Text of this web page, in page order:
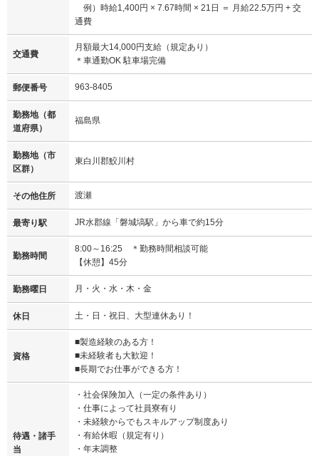
例）時給1,400円 × 7.67時間 × 21日 ＝ 月給22.5万円 + 交
通費
交通費
月額最大14,000円支給（規定あり）
＊車通勤OK 駐車場完備
郵便番号 963-8405
勤務地（都
道府県）
福島県
勤務地（市
区群）
東白川郡鮫川村
その他住所 渡瀬
最寄り駅 JR水郡線「磐城塙駅」から車で約15分
勤務時間
8:00～16:25 ＊勤務時間相談可能
【休憩】45分
勤務曜日 月・火・水・木・金
休日 土・日・祝日、大型連休あり！
資格
■製造経験のある方！
■未経験者も大歓迎！
■長期でお仕事ができる方！
待遇・諸手
当
・社会保険加入（一定の条件あり）
・仕事によって社員寮有り
・未経験からでもスキルアップ制度あり
・有給休暇（規定有り）
・年末調整